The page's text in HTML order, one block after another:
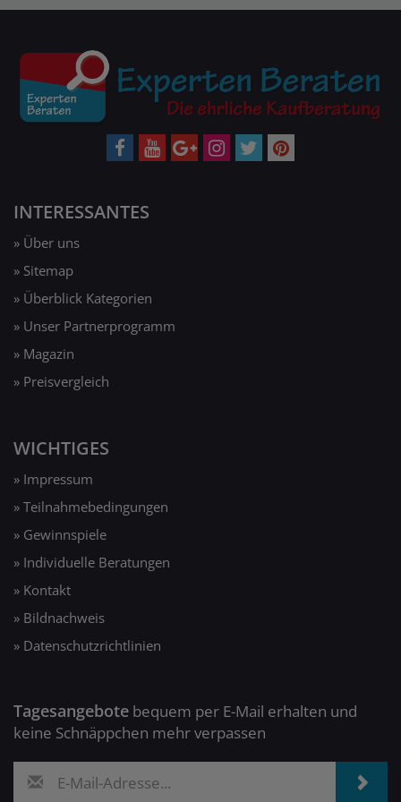
INTERESSANTES
» Über uns
» Sitemap
» Überblick Kategorien
» Unser Partnerprogramm
» Magazin
» Preisvergleich
WICHTIGES
» Impressum
» Teilnahmebedingungen
» Gewinnspiele
» Individuelle Beratungen
» Kontakt
» Bildnachweis
» Datenschutzrichtlinien
Tagesangebote bequem per E-Mail erhalten und
keine Schnäppchen mehr verpassen